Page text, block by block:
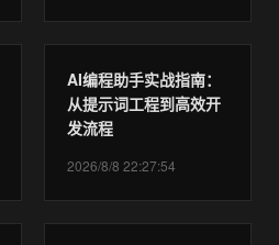
AI编程助手实战指南：
从提示词工程到高效开
发流程
2026/8/8 22:27:54